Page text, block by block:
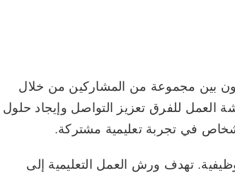
بين مجموعة من المشاركين من خلال
العمل للفرق تعزيز التواصل وإيجاد حلول
في تجربة تعليمية مشتركة.
تهدف ورش العمل التعليمية إلى